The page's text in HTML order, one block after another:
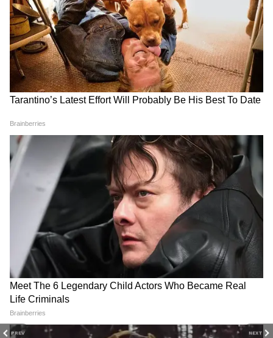
PREV NEXT
DOWNLOAD APP
RECOMMENDED STORIES
DHCBA ने बढ़ाया न्यायिक कार्य का
बहिष्कार, 15 जुलाई को भी हड़ताल
OBC आरक्षण: बंगाल सरकार ने
सुप्रीम कोर्ट से वापस ली अपनी
याचिका।